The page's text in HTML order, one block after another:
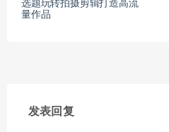
选题玩转拍摄剪辑打造高流
量作品
发表回复